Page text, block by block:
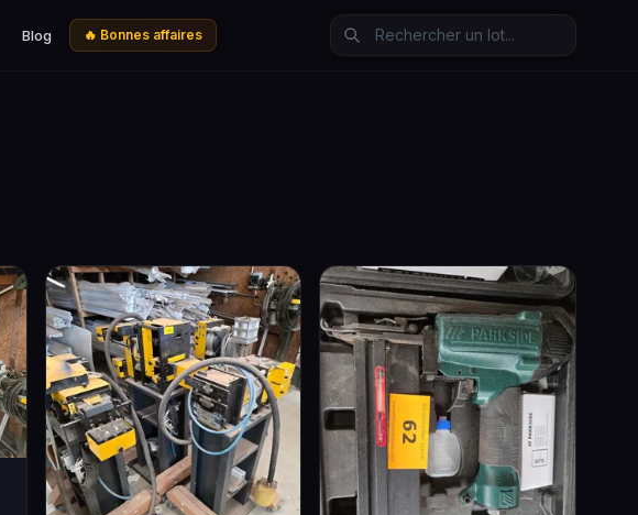
Blog 🔥 Bonnes affaires